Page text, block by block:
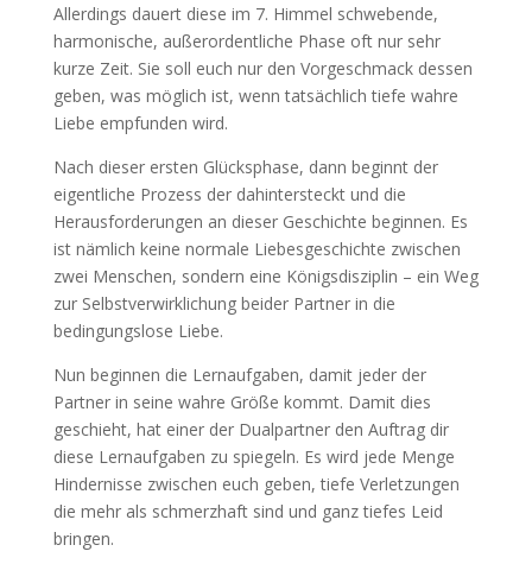
Allerdings dauert diese im 7. Himmel schwebende,
harmonische, außerordentliche Phase oft nur sehr
kurze Zeit. Sie soll euch nur den Vorgeschmack dessen
geben, was möglich ist, wenn tatsächlich tiefe wahre
Liebe empfunden wird.
Nach dieser ersten Glücksphase, dann beginnt der
eigentliche Prozess der dahintersteckt und die
Herausforderungen an dieser Geschichte beginnen. Es
ist nämlich keine normale Liebesgeschichte zwischen
zwei Menschen, sondern eine Königsdisziplin – ein Weg
zur Selbstverwirklichung beider Partner in die
bedingungslose Liebe.
Nun beginnen die Lernaufgaben, damit jeder der
Partner in seine wahre Größe kommt. Damit dies
geschieht, hat einer der Dualpartner den Auftrag dir
diese Lernaufgaben zu spiegeln. Es wird jede Menge
Hindernisse zwischen euch geben, tiefe Verletzungen
die mehr als schmerzhaft sind und ganz tiefes Leid
bringen.